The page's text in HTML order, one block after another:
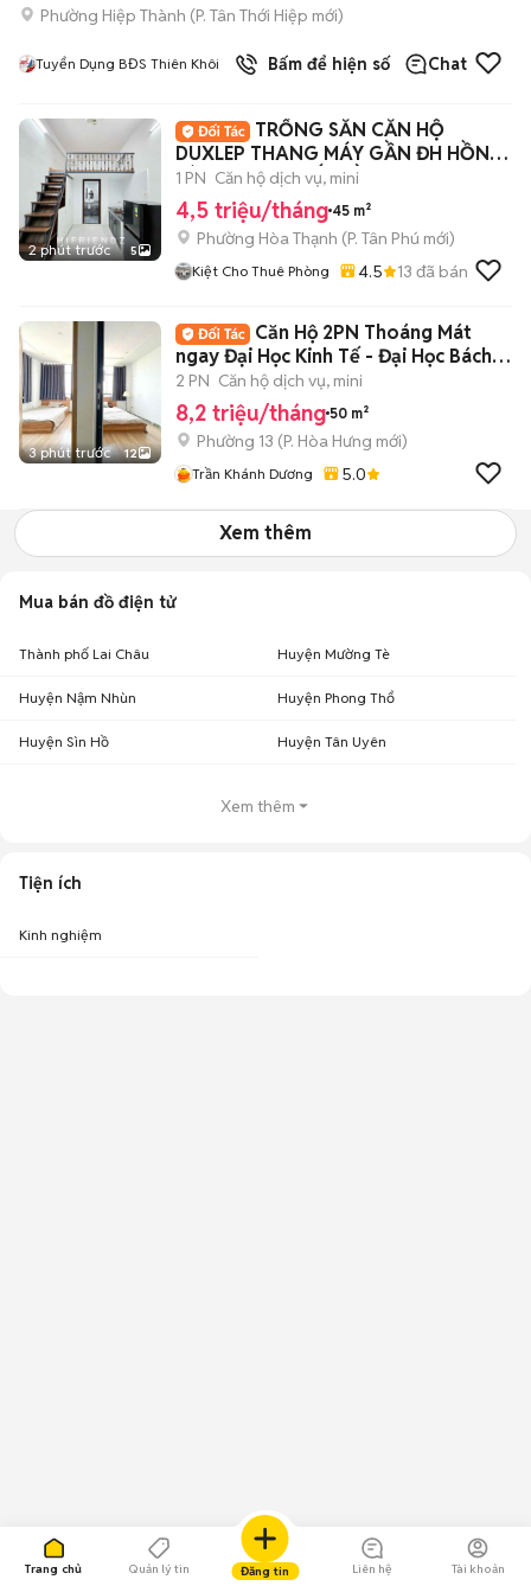
Trang chủ Quản lý tin Đăng tin Liên hệ Tài khoản
Phường Hiệp Thành (P. Tân Thới Hiệp mới)
Tuyển Dụng BĐS Thiên Khôi Bấm để hiện số Chat
2 phút trước 5
TRỐNG SẴN CĂN HỘ
DUXLEP THANG MÁY GẦN ĐH HỒNG
BÀNG - VĂN HIẾN ĐẦM SEN
1 PN Căn hộ dịch vụ, mini
4,5 triệu/tháng 45 m²
Phường Hòa Thạnh (P. Tân Phú mới)
Kiệt Cho Thuê Phòng 4.5 13 đã bán
3 phút trước 12
Căn Hộ 2PN Thoáng Mát
ngay Đại Học Kinh Tế - Đại Học Bách
Khoa
2 PN Căn hộ dịch vụ, mini
8,2 triệu/tháng 50 m²
Phường 13 (P. Hòa Hưng mới)
Trần Khánh Dương 5.0
Xem thêm
Mua bán đồ điện tử
Thành phố Lai Châu Huyện Mường Tè
Huyện Nậm Nhùn Huyện Phong Thổ
Huyện Sìn Hồ Huyện Tân Uyên
Xem thêm
Tiện ích
Kinh nghiệm